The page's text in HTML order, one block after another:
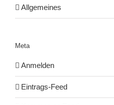
Allgemeines
Meta
Anmelden
Eintrags-Feed